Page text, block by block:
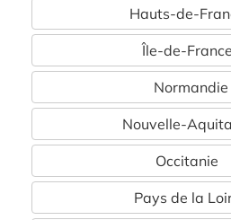
Hauts-de-
Île-de-France
Normandie
Nouvelle-
Occitanie
Pays de la